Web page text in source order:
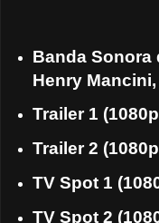
Banda Sonora
Henry Mancini
Trailer 1
Trailer 2
TV Spot 1
TV Spot 2